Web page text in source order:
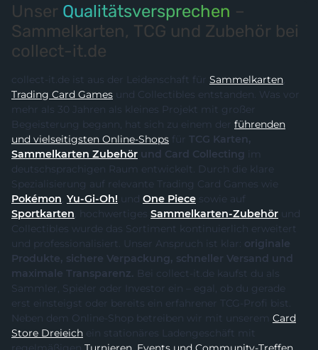
Unser Qualitätsversprechen –
Sammelkarten, TCG und Zubehör bei
collect-it.de
collect-it.de ist aus der Leidenschaft für Sammelkarten,
Trading Card Games und Collectibles entstanden. Was vor
mehr als 30 Jahren als kleines Projekt mit großer
Begeisterung begann, hat sich zu einem der führenden
und vielseitigsten Online-Shops für TCG Karten,
Sammelkarten Zubehör und Card Collecting
im
deutschsprachigen Raum entwickelt. Durch die klare
Spezialisierung auf relevante Trading Card Games wie
Pokémon, Yu-Gi-Oh! und One Piece sowie auf
Sportkarten , hochwertiges Sammelkarten-Zubehör
Collectibles wurde das Sortiment kontinuierlich erweitert
und professionalisiert. Unser Anspruch ist klar: originale
Produkte, sichere Verpackung, schneller Versand und
maximale Transparenz. Bei collect-it.de kaufst du als
Sammler, Spieler oder Investor ein – egal, ob du gerade
erst einsteigst oder bereits ein erfahrener TCG-Profi bist.
Neben dem Online-Shop betreiben wir mit unserem Card
Store Dreieich ein stationäres Ladengeschäft mit